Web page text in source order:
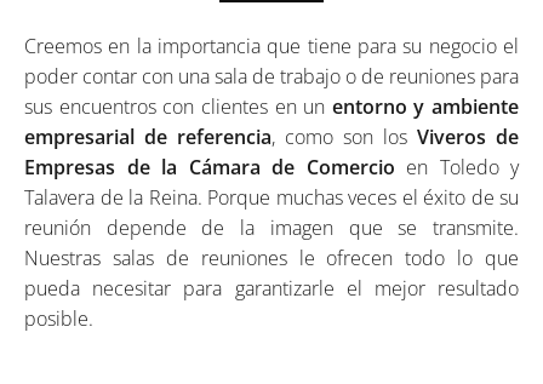
Creemos en la importancia que tiene para su negocio el
poder contar con una sala de trabajo o de reuniones para
sus encuentros con clientes en un entorno y ambiente
empresarial de referencia, como son los Viveros de
Empresas de la Cámara de Comercio en Toledo y
Talavera de la Reina. Porque muchas veces el éxito de su
reunión depende de la imagen que se transmite.
Nuestras salas de reuniones le ofrecen todo lo que
pueda necesitar para garantizarle el mejor resultado
posible.